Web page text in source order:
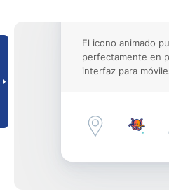
El icono animado
perfectamente en
interfaz para